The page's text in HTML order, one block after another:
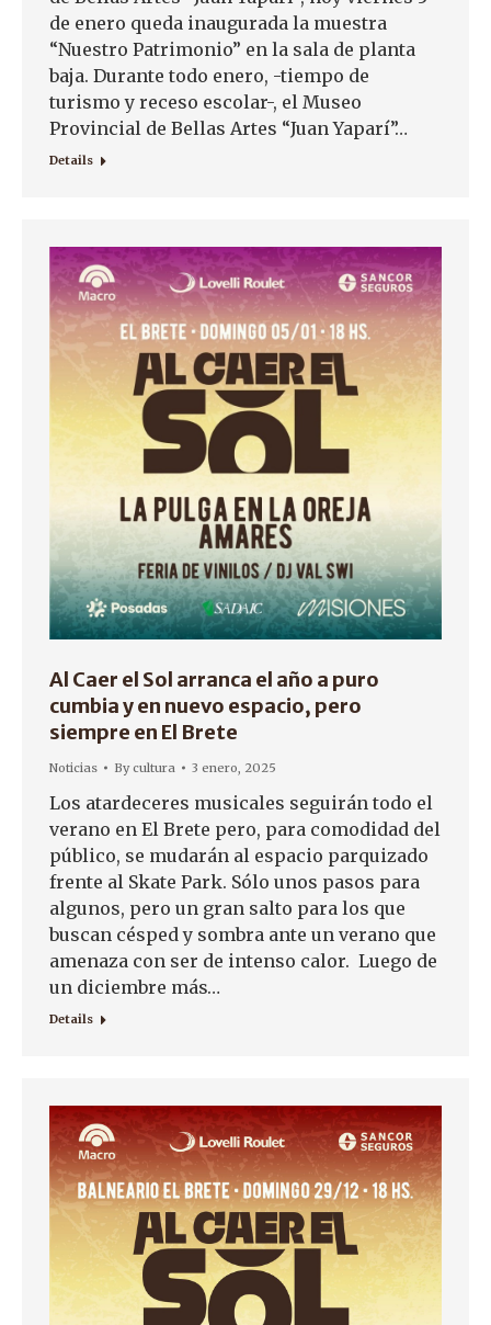
de enero queda inaugurada la muestra
“Nuestro Patrimonio” en la sala de planta
baja. Durante todo enero, -tiempo de
turismo y receso escolar-, el Museo
Provincial de Bellas Artes “Juan Yaparí”…
Details
Al Caer el Sol arranca el año a puro
cumbia y en nuevo espacio, pero
siempre en El Brete
Noticias Bycultura 3 enero, 2025
Los atardeceres musicales seguirán todo el
verano en El Brete pero, para comodidad del
público, se mudarán al espacio parquizado
frente al Skate Park. Sólo unos pasos para
algunos, pero un gran salto para los que
buscan césped y sombra ante un verano que
amenaza con ser de intenso calor. Luego de
un diciembre más…
Details